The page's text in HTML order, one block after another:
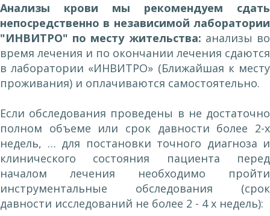
Анализы крови мы рекомендуем сдать
непосредственно в независимой лаборатории
"ИНВИТРО" по месту жительства: анализы во
время лечения и по окончании лечения сдаются
в лаборатории «ИНВИТРО» (Ближайшая к месту
проживания) и оплачиваются самостоятельно.
Если обследования проведены в не достаточно
полном объеме или срок давности более 2-х
недель, … для постановки точного диагноза и
клинического состояния пациента перед
началом лечения необходимо пройти
инструментальные обследования (срок
давности исследований не более 2 - 4 х недель):